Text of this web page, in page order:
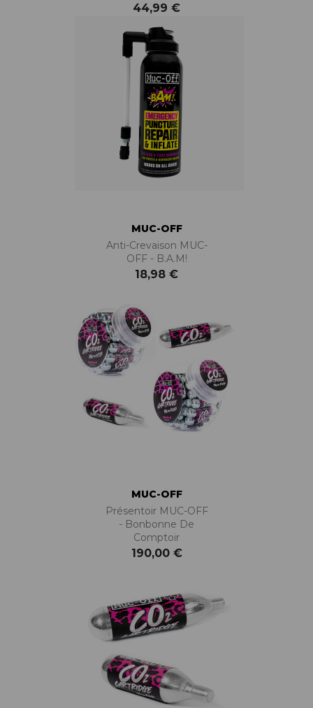
44,99 €
MUC-OFF
Anti-Crevaison MUC-
OFF - B.A.M!
18,98 €
MUC-OFF
Présentoir MUC-OFF
- Bonbonne De
Comptoir
190,00 €